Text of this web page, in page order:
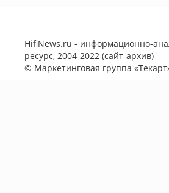
HifiNews.ru - информационно-
ресурс, 2004-2022 (сайт-архив)
© Маркетинговая группа